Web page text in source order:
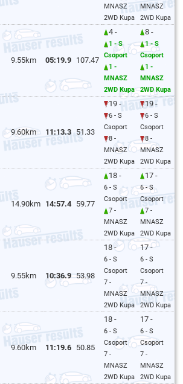
MNASZ
2WD Kupa
MNASZ
2WD Kupa
9.55km 05:19.9 107.47
4 -
1 - S
Csoport
1 -
MNASZ
2WD Kupa
8 -
1 - S
Csoport
1 -
MNASZ
2WD Kupa
9.60km 11:13.3 51.33
19 -
6 - S
Csoport
8 -
MNASZ
2WD Kupa
19 -
6 - S
Csoport
8 -
MNASZ
2WD Kupa
14.90km 14:57.4 59.77
18 -
6 - S
Csoport
7 -
MNASZ
2WD Kupa
17 -
6 - S
Csoport
7 -
MNASZ
2WD Kupa
9.55km 10:36.9 53.98
18 -
6 - S
Csoport
7 -
MNASZ
2WD Kupa
17 -
6 - S
Csoport
7 -
MNASZ
2WD Kupa
9.60km 11:19.6 50.85
18 -
6 - S
Csoport
7 -
MNASZ
2WD Kupa
17 -
6 - S
Csoport
7 -
MNASZ
2WD Kupa